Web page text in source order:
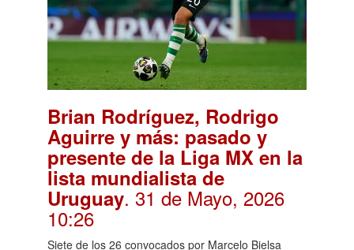
Brian Rodríguez, Rodrigo
Aguirre y más: pasado y
presente de la Liga MX en la
lista mundialista de
Uruguay. 31 de Mayo, 2026
10:26
Siete de los 26 convocados por Marcelo Bielsa